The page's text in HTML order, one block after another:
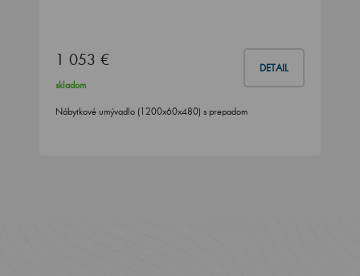
1 053 € DETAIL
skladom
Nábytkové umývadlo (1200x60x480) s prepadom